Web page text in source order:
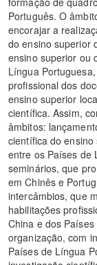
Português. O
encorajar a
do ensino superior
ensino superior ou
Língua
profissional dos
ensino superior
científica. Assim,
âmbitos:
científica do
entre os Países de
seminários, que
em Chinês e
intercâmbios, que
habilitações
China e dos
organização, com
Países de Língua